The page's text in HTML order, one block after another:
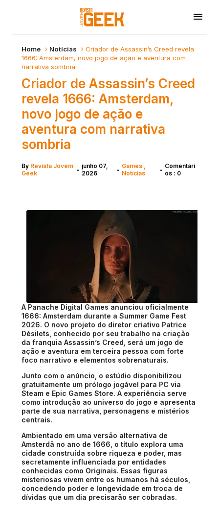
Home Notícias
Criador de Assassin’s Creed revela
1666: Amsterdam, novo jogo de ação e aventura com
narrativa sombria
Criador de Assassin’s Creed
revela 1666: Amsterdam,
novo jogo de ação e
aventura com narrativa
sombria
By Revista Jovem
Geek
• junho 07,
2026
• Games
Notícias
• Comentári
os : 0
A Panache Digital Games anunciou oficialmente
1666: Amsterdam durante a Summer Game Fest
2026. O novo projeto do diretor criativo Patrice
Désilets, conhecido por seu trabalho na criação
da franquia Assassin’s Creed, será um jogo de
ação e aventura em terceira pessoa com forte
foco narrativo e elementos sobrenaturais.
Junto com o anúncio, o estúdio disponibilizou
gratuitamente um prólogo jogável para PC via
Steam e Epic Games Store. A experiência serve
como introdução ao universo do jogo e apresenta
parte de sua narrativa, personagens e mistérios
centrais.
Ambientado em uma versão alternativa de
Amsterdã no ano de 1666, o título explora uma
cidade construída sobre riqueza e poder, mas
secretamente influenciada por entidades
conhecidas como Originais. Essas figuras
misteriosas vivem entre os humanos há séculos,
concedendo poder e longevidade em troca de
dívidas que um dia precisarão ser cobradas.